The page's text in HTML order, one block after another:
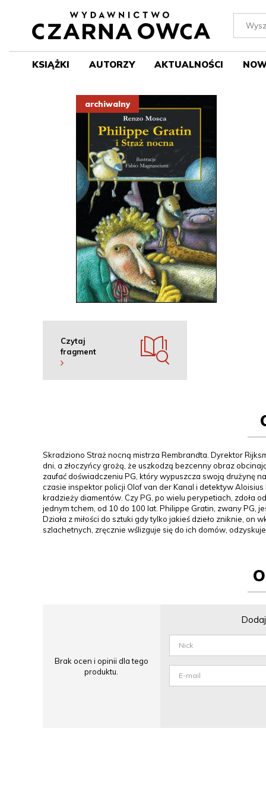
KSIĄŻKI AUTORZY AKTUALNOŚCI
Czytaj
fragment
Skradziono Straż nocną mistrza Rembrandta. Dyrektor
dni, a złoczyńcy grożą, że uszkodzą bezcenny obraz
zaufać doświadczeniu PG, który wypuszcza swoją drużynę
czasie inspektor policji Olof van der Kanal i detektyw
kradzieży diamentów. Czy PG, po wielu perypetiach, zdoła
jednym tchem, od 10 do 100 lat. Philippe Gratin, zwany PG,
Działa z miłości do sztuki gdy tylko jakieś dzieło zniknie,
szlachetnych, zręcznie wślizguje się do ich domów,
Brak ocen i opinii dla tego
produktu.